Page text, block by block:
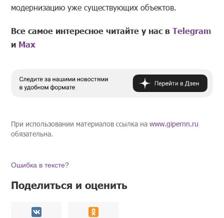
модернизацию уже существующих объектов.
Все самое интересное читайте у нас вTelegram
и Mах
При использовании материалов ссылка наwww.gipernn.ru
обязательна.
Ошибка в тексте?
Поделиться и оценить